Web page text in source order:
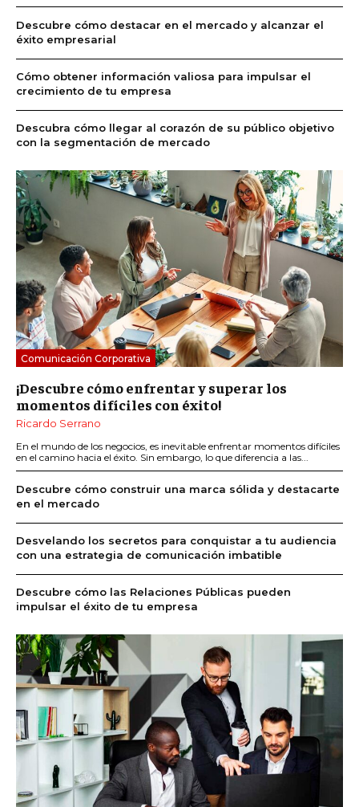
Descubre cómo destacar en el mercado y alcanzar el
éxito empresarial
Cómo obtener información valiosa para impulsar el
crecimiento de tu empresa
Descubra cómo llegar al corazón de su público objetivo
con la segmentación de mercado
Comunicación Corporativa
¡Descubre cómo enfrentar y superar los
momentos difíciles con éxito!
Ricardo Serrano
En el mundo de los negocios, es inevitable enfrentar momentos difíciles
en el camino hacia el éxito. Sin embargo, lo que diferencia a las...
Descubre cómo construir una marca sólida y destacarte
en el mercado
Desvelando los secretos para conquistar a tu audiencia
con una estrategia de comunicación imbatible
Descubre cómo las Relaciones Públicas pueden
impulsar el éxito de tu empresa